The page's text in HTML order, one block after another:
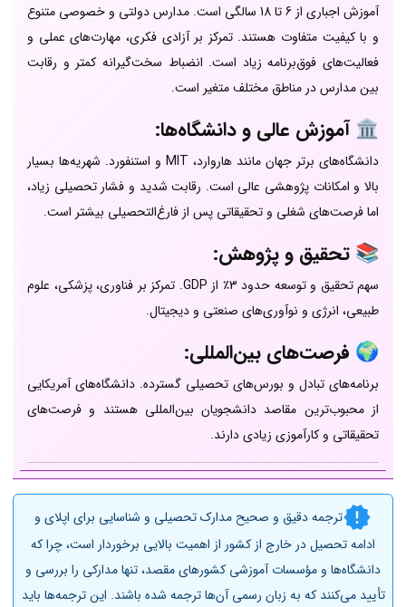
آموزش اجباری از 6 تا 18 سالگی است. مدارس دولتی و خصوصی متنوع
و با کیفیت متفاوت هستند. تمرکز بر آزادی فکری، مهارت‌های عملی و
فعالیت‌های فوق‌برنامه زیاد است. انضباط سخت‌گیرانه کمتر و رقابت
بین مدارس در مناطق مختلف متغیر است.
🏛️ آموزش عالی و دانشگاه‌ها:
دانشگاه‌های برتر جهان مانند هاروارد، MIT و استنفورد. شهریه‌ها بسیار
بالا و امکانات پژوهشی عالی است. رقابت شدید و فشار تحصیلی زیاد،
اما فرصت‌های شغلی و تحقیقاتی پس از فارغ‌التحصیلی بیشتر است.
📚 تحقیق و پژوهش:
سهم تحقیق و توسعه حدود 3٪ از GDP. تمرکز بر فناوری، پزشکی، علوم
طبیعی، انرژی و نوآوری‌های صنعتی و دیجیتال.
🌍 فرصت‌های بین‌المللی:
برنامه‌های تبادل و بورس‌های تحصیلی گسترده. دانشگاه‌های آمریکایی
از محبوب‌ترین مقاصد دانشجویان بین‌المللی هستند و فرصت‌های
تحقیقاتی و کارآموزی زیادی دارند.
ترجمه دقیق و صحیح مدارک تحصیلی و شناسایی برای اپلای و
ادامه تحصیل در خارج از کشور از اهمیت بالایی برخوردار است، چرا که
دانشگاه‌ها و مؤسسات آموزشی کشورهای مقصد، تنها مدارکی را بررسی و
تأیید می‌کنند که به زبان رسمی آن‌ها ترجمه شده باشند. این ترجمه‌ها باید